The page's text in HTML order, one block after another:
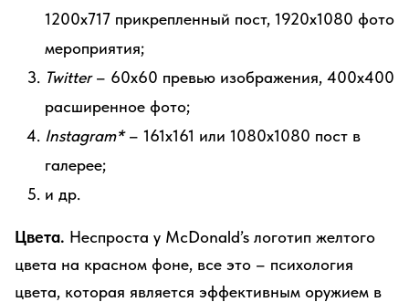
1200х717 прикрепленный пост, 1920х1080 фото
мероприятия;
Twitter– 60х60 превью изображения, 400х400
расширенное фото;
Instagram*– 161х161 или 1080х1080 пост в
галерее;
и др.
Цвета. Неспроста у McDonald’s логотип желтого
цвета на красном фоне, все это – психология
цвета, которая является эффективным оружием в